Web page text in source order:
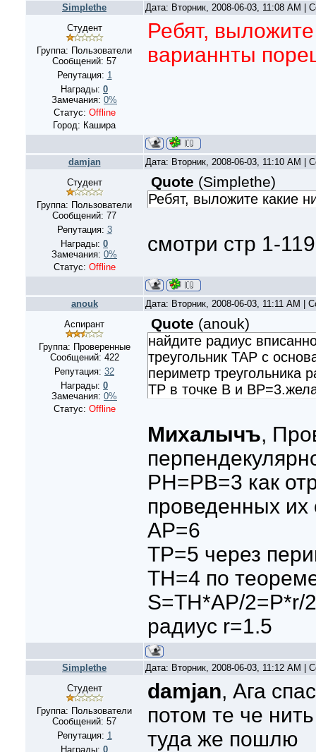
Simplethe
Дата: Вторник, 2008-06-03, 11:08 AM |
Студент
Группа: Пользователи
Сообщений: 57
Репутация: 1
Награды: 0
Замечания: 0%
Статус: Offline
Город: Кашира
Ребят,
варианнты
damjan
Дата: Вторник, 2008-06-03, 11:10 AM |
Студент
Группа: Пользователи
Сообщений: 77
Репутация: 3
Награды: 0
Замечания: 0%
Статус: Offline
Quote (Simplethe)
Ребят, выложите какие
смотри стр 1-
anouk
Дата: Вторник, 2008-06-03, 11:11 AM |
Аспирант
Группа: Проверенные
Сообщений: 422
Репутация: 32
Награды: 0
Замечания: 0%
Статус: Offline
Quote (anouk)
найдите радиус
треугольник ТАР с
периметр треугольника
ТР в точке В и
Михалычъ,
PH=PB=3 как
проведенных их
AP=6
TP=5 через
TH=4 по
S=TH*AP/
радиус r=1.5
Simplethe
Дата: Вторник, 2008-06-03, 11:12 AM |
Студент
Группа: Пользователи
Сообщений: 57
Репутация: 1
Награды: 0
damjan, Ага
потом те че
туда же пошлю